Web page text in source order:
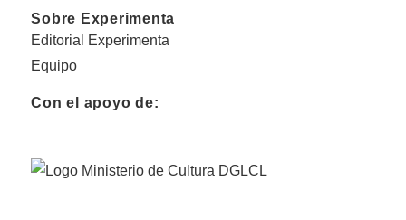
Sobre Experimenta
Editorial Experimenta
Equipo
Con el apoyo de: